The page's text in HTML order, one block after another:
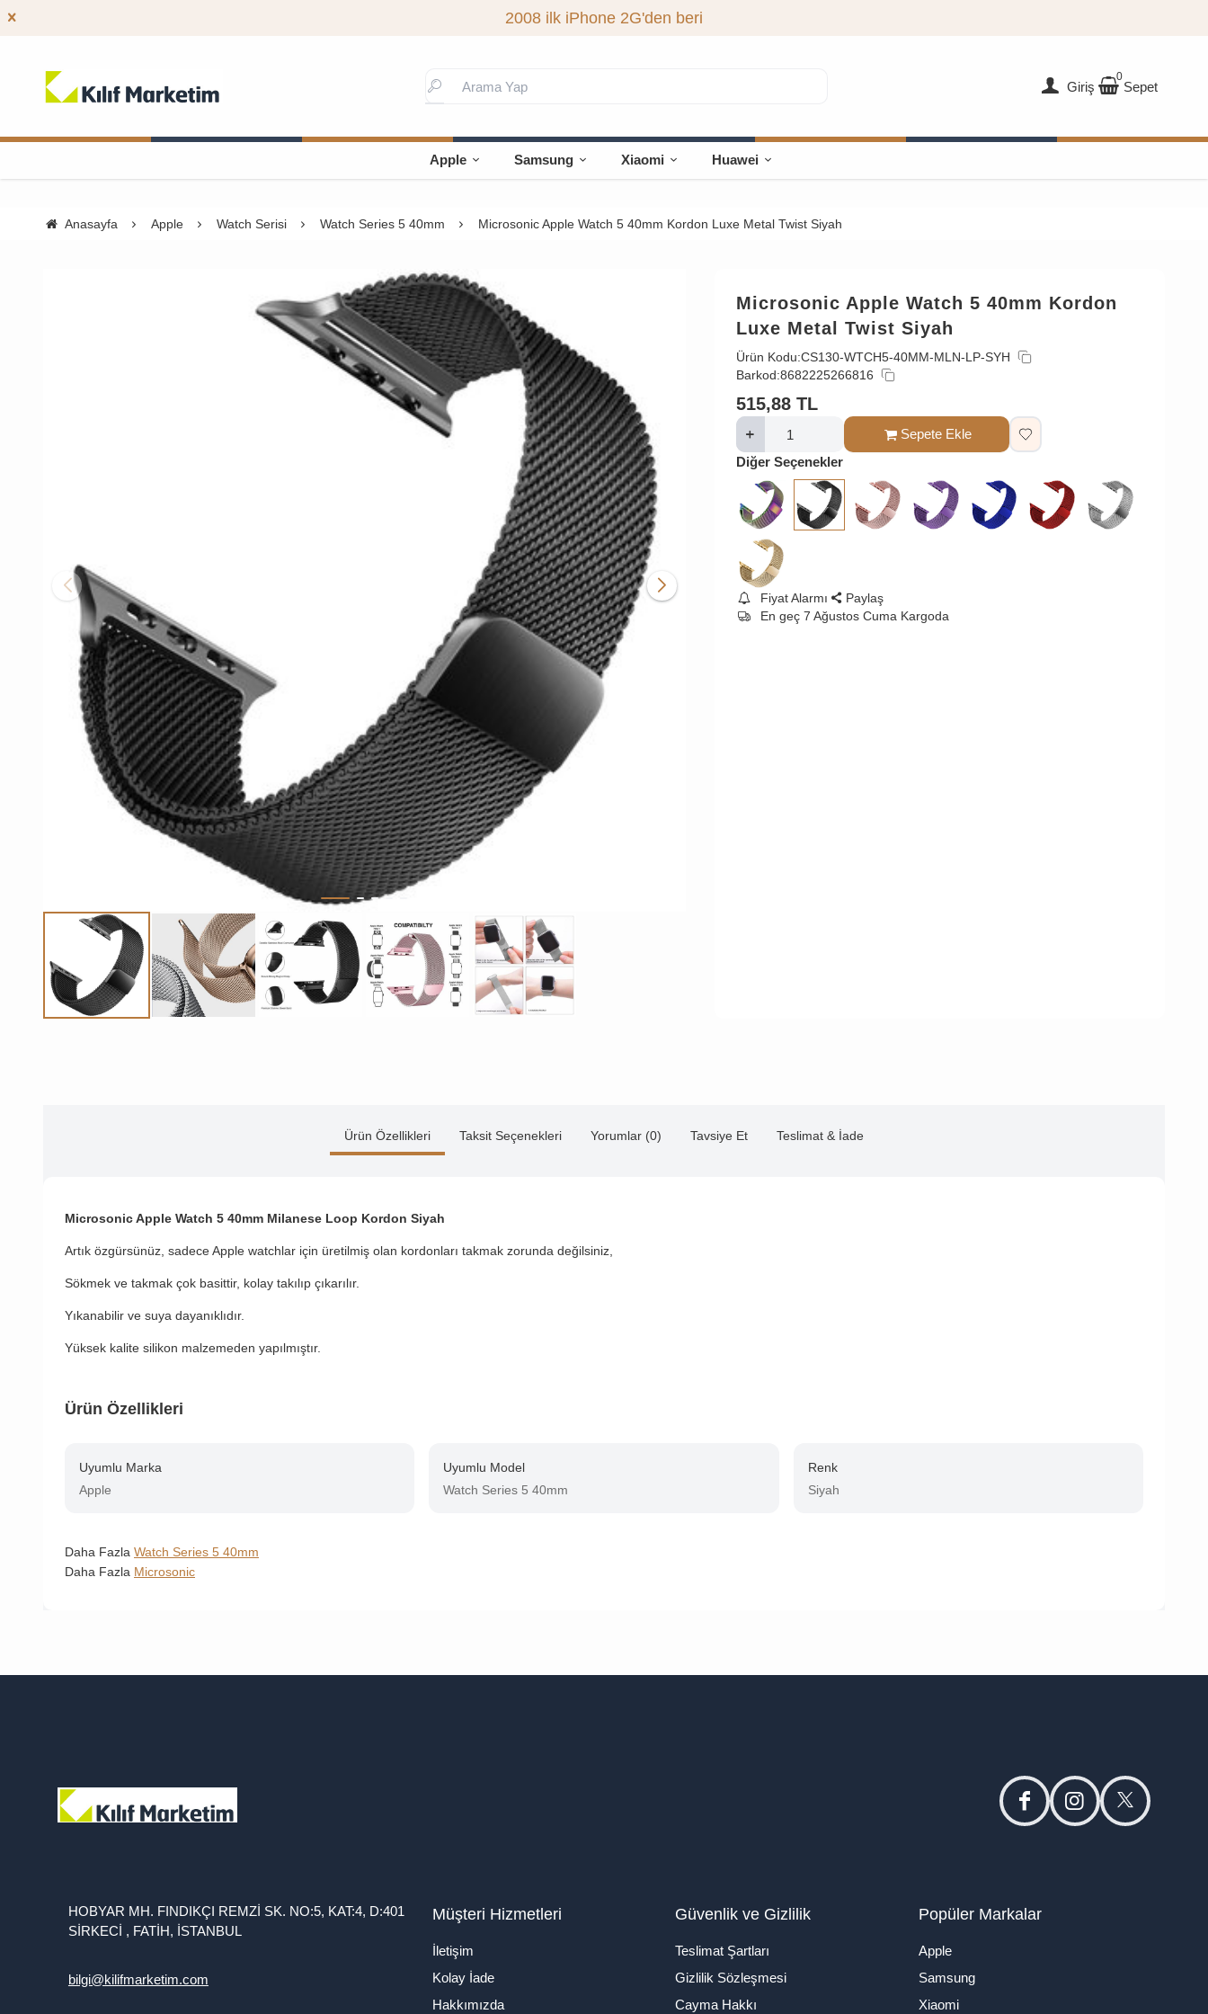
2008 ilk iPhone 2G'den beri
Giriş
0
Sepet
Apple Samsung Xiaomi Huawei
Anasayfa Apple Watch Serisi Watch Series 5 40mm Microsonic Apple Watch 5 40mm Kordon Luxe Metal Twist Siyah
Microsonic Apple Watch 5 40mm Kordon
Luxe Metal Twist Siyah
Ürün Kodu:CS130-WTCH5-40MM-MLN-LP-SYH
Barkod:8682225266816
515,88 TL
Sepete Ekle
Diğer Seçenekler
Fiyat Alarmı
Paylaş
En geç 7 Ağustos Cuma Kargoda
Ürün Özellikleri Taksit Seçenekleri Yorumlar (0) Tavsiye Et Teslimat & İade
Microsonic Apple Watch 5 40mm Milanese Loop Kordon Siyah
Artık özgürsünüz, sadece Apple watchlar için üretilmiş olan kordonları takmak zorunda değilsiniz,
Sökmek ve takmak çok basittir, kolay takılıp çıkarılır.
Yıkanabilir ve suya dayanıklıdır.
Yüksek kalite silikon malzemeden yapılmıştır.
Ürün Özellikleri
Uyumlu Marka
Apple
Uyumlu Model
Watch Series 5 40mm
Renk
Siyah
Daha Fazla Watch Series 5 40mm
Daha Fazla Microsonic
facebookinstagramtwitter
HOBYAR MH. FINDIKÇI REMZİ SK. NO:5, KAT:4, D:401
SİRKECİ , FATİH, İSTANBUL
bilgi@kilifmarketim.com
Müşteri Hizmetleri
İletişim
Kolay İade
Hakkımızda
Güvenlik ve Gizlilik
Teslimat Şartları
Gizlilik Sözleşmesi
Cayma Hakkı
Popüler Markalar
Apple
Samsung
Xiaomi